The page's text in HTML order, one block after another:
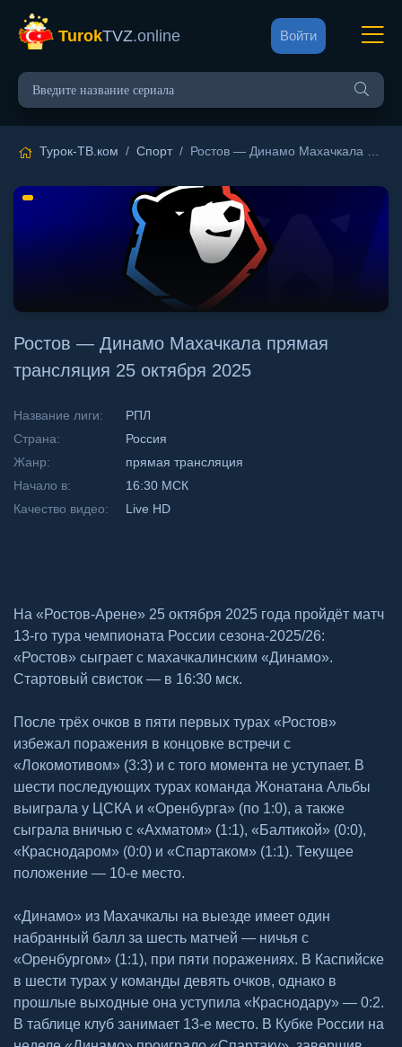
TurokTVZ.online Войти
Турок-ТВ.ком / Спорт/ Ростов — Динамо Махачкала прямая трансляция 25 октября 2025
Ростов — Динамо Махачкала прямая
трансляция 25 октября 2025
Название лиги:
РПЛ
Страна:
Россия
Жанр:
прямая трансляция
Начало в:
16:30 МСК
Качество видео:
Live HD
На «Ростов-Арене» 25 октября 2025 года пройдёт матч
13-го тура чемпионата России сезона-2025/26:
«Ростов» сыграет с махачкалинским «Динамо».
Стартовый свисток — в 16:30 мск.
После трёх очков в пяти первых турах «Ростов»
избежал поражения в концовке встречи с
«Локомотивом» (3:3) и с того момента не уступает. В
шести последующих турах команда Жонатана Альбы
выиграла у ЦСКА и «Оренбурга» (по 1:0), а также
сыграла вничью с «Ахматом» (1:1), «Балтикой» (0:0),
«Краснодаром» (0:0) и «Спартаком» (1:1). Текущее
положение — 10-е место.
«Динамо» из Махачкалы на выезде имеет один
набранный балл за шесть матчей — ничья с
«Оренбургом» (1:1), при пяти поражениях. В Каспийске
в шести турах у команды девять очков, однако в
прошлые выходные она уступила «Краснодару» — 0:2.
В таблице клуб занимает 13-е место. В Кубке России на